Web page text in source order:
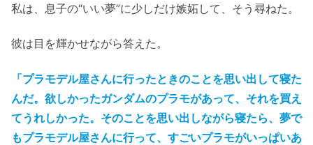
私は、息子の“いい夢”に少しだけ嫉妬して、そう尋ねた。
彼は目を輝かせながら答えた。
「プラモデル屋さんに行ったときのことを思い出して寝た
んだ。欲しかったガンダムのプラモがあって、それを買え
てうれしかった。そのことを思い出しながら寝たら、夢で
もプラモデル屋さんに行って、すごいプラモがいっぱいあ